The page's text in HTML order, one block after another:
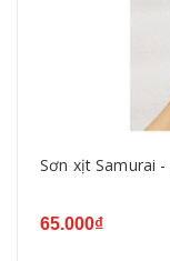
65.000₫